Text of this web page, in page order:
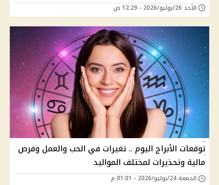
الأحد 26/يوليو/2026 - 12:29 ص
توقعات الأبراج اليوم .. تغيرات في الحب والعمل وفرص
مالية وتحذيرات لمختلف المواليد
الجمعة 24/يوليو/2026 - 01:01 م